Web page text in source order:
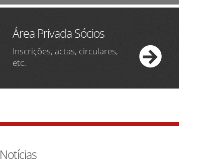
Área Privada Sócios
Inscrições, actas, circulares,
etc.
Notícias